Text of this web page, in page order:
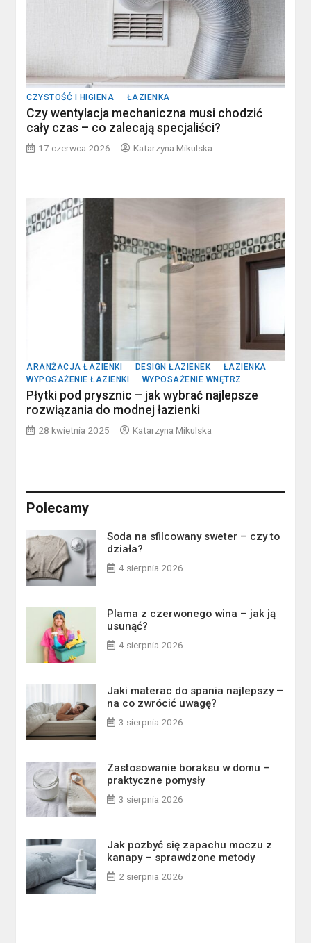
CZYSTOŚĆ I HIGIENA ŁAZIENKA
Czy wentylacja mechaniczna musi chodzić
cały czas – co zalecają specjaliści?
17 czerwca 2026 Katarzyna Mikulska
ARANŻACJA ŁAZIENKI DESIGN ŁAZIENEK
ŁAZIENKA
WYPOSAŻENIE ŁAZIENKI
WYPOSAŻENIE WNĘTRZ
Płytki pod prysznic – jak wybrać najlepsze
rozwiązania do modnej łazienki
28 kwietnia 2025 Katarzyna Mikulska
Polecamy
Soda na sfilcowany sweter – czy to
działa?
4 sierpnia 2026
Plama z czerwonego wina – jak ją
usunąć?
4 sierpnia 2026
Jaki materac do spania najlepszy –
na co zwrócić uwagę?
3 sierpnia 2026
Zastosowanie boraksu w domu –
praktyczne pomysły
3 sierpnia 2026
Jak pozbyć się zapachu moczu z
kanapy – sprawdzone metody
2 sierpnia 2026